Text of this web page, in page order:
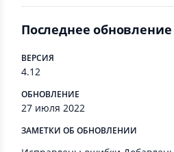
Последнее обновление
ВЕРСИЯ
4.12
ОБНОВЛЕНИЕ
27 июля 2022
ЗАМЕТКИ ОБ ОБНОВЛЕНИИ